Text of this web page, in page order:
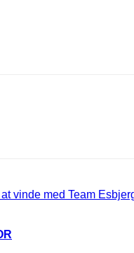
vinde med Team